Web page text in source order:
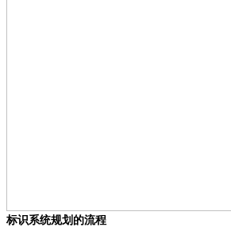
标识系统规划的流程